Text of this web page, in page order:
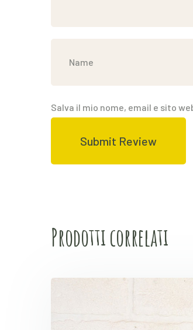
Salva il mio nome, email e sito
Prodotti correlati